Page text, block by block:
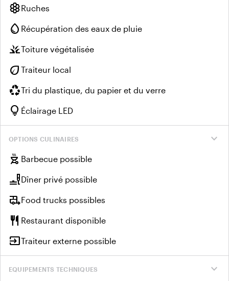
hiveRuches
water_drop Récupération des eaux de pluie
grassToiture végétalisée
eco Traiteur local
recyclingTri du plastique, du papier et du verre
lightbulb Éclairage LED
expand_more
OPTIONS CULINAIRES
outdoor_grill Barbecue possible
brunch_diningDîner privé possible
rv_hookupFood trucks possibles
restaurant Restaurant disponible
inputTraiteur externe possible
expand_more
EQUIPEMENTS TECHNIQUES